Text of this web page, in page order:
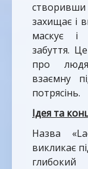
захищає і
маскує і
забуття.
про
взаємну
потрясінь.
Ідея та
Назва
викликає
глибокий